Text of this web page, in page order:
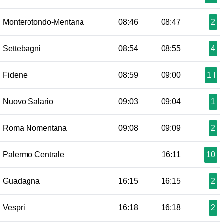
Monterotondo-Mentana 08:46 08:47 2
Settebagni 08:54 08:55 4
Fidene 08:59 09:00 1 I
Nuovo Salario 09:03 09:04 1
Roma Nomentana 09:08 09:09 2
Palermo Centrale 16:11 10
Guadagna 16:15 16:15 2
Vespri 16:18 16:18 2